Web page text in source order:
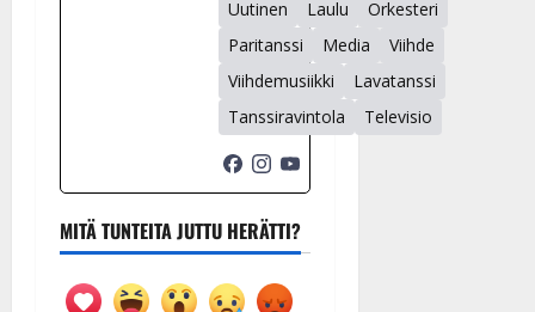
Uutinen
Laulu
Orkesteri
Paritanssi
Media
Viihde
Viihdemusiikki
Lavatanssi
Tanssiravintola
Televisio
MITÄ TUNTEITA JUTTU HERÄTTI?